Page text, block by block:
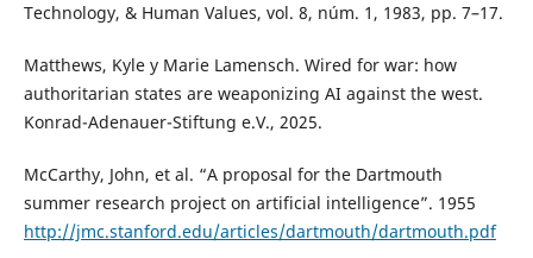
Technology, & Human Values, vol. 8, núm. 1, 1983, pp. 7–17.
Matthews, Kyle y Marie Lamensch. Wired for war: how
authoritarian states are weaponizing AI against the west.
Konrad-Adenauer-Stiftung e.V., 2025.
McCarthy, John, et al. “A proposal for the Dartmouth
summer research project on artificial intelligence”. 1955
http://jmc.stanford.edu/articles/dartmouth/dartmouth.pdf